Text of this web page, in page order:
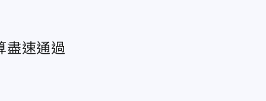
速通過